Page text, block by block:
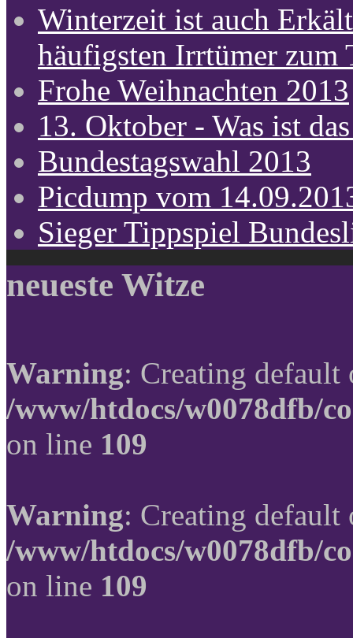
Winterzeit ist auch
häufigsten Irrtümer zum
Frohe Weihnachten 2013
13. Oktober - Was ist
Bundestagswahl 2013
Picdump vom
Sieger Tippspiel
neueste Witze
Warning: Creating
/www/htdocs/w0078dfb/
on line 109
Warning: Creating
/www/htdocs/w0078dfb/
on line 109